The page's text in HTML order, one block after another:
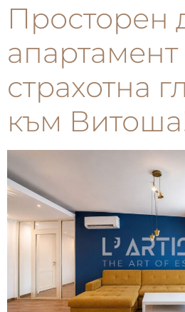
Просторен
апартамент
страхотна
към